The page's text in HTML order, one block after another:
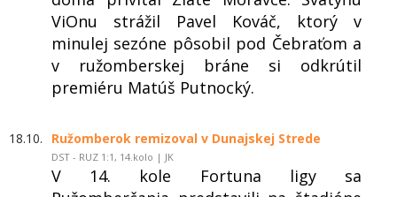
ViOnu strážil Pavel Kováč, ktorý v
minulej sezóne pôsobil pod Čebraťom a
v ružomberskej bráne si odkrútil
premiéru Matúš Putnocký.
18.10. Ružomberok remizoval v Dunajskej Strede
DST - RUZ 1:1, 14.kolo | JK
V 14. kole Fortuna ligy sa